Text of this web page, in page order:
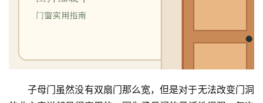
子母门虽然没有双扇门那么宽，但是对于无法改变门洞